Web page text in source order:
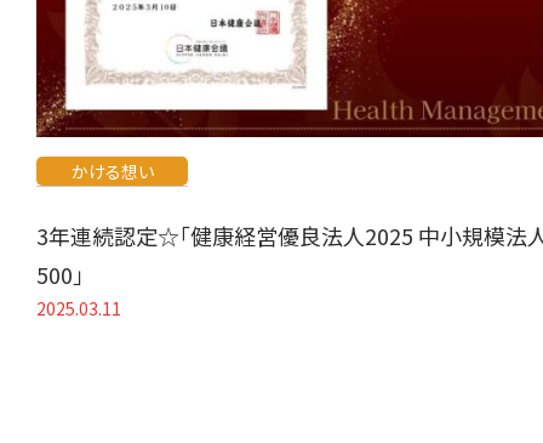
かける想い
3年連続認定☆「健康経営優良法人2025 中小規模法
500」
2025.03.11